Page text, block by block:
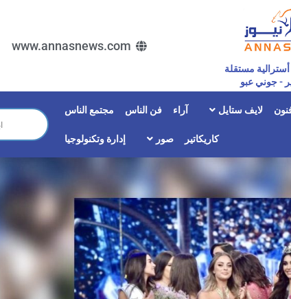
أسترالية مستقلة
- جوني عبو
www.annasnews.com
لايف ستايل آراء فن الناس مجتمع الناس
كاريكاتير صور إدارة وتكنولوجيا